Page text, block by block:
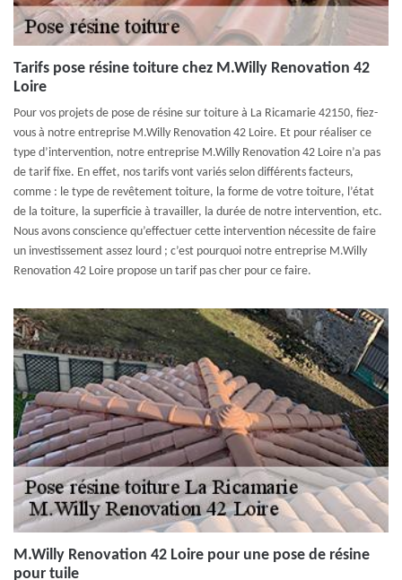
Tarifs pose résine toiture chez M.Willy Renovation 42
Loire
Pour vos projets de pose de résine sur toiture à La Ricamarie 42150, fiez-
vous à notre entreprise M.Willy Renovation 42 Loire. Et pour réaliser ce
type d’intervention, notre entreprise M.Willy Renovation 42 Loire n’a pas
de tarif fixe. En effet, nos tarifs vont variés selon différents facteurs,
comme : le type de revêtement toiture, la forme de votre toiture, l’état
de la toiture, la superficie à travailler, la durée de notre intervention, etc.
Nous avons conscience qu’effectuer cette intervention nécessite de faire
un investissement assez lourd ; c’est pourquoi notre entreprise M.Willy
Renovation 42 Loire propose un tarif pas cher pour ce faire.
M.Willy Renovation 42 Loire pour une pose de résine
pour tuile